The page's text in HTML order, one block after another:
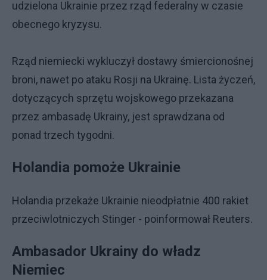
udzielona Ukrainie przez rząd federalny w czasie
obecnego kryzysu.
Rząd niemiecki wykluczył dostawy śmiercionośnej
broni, nawet po ataku Rosji na Ukrainę. Lista życzeń,
dotyczących sprzętu wojskowego przekazana
przez ambasadę Ukrainy, jest sprawdzana od
ponad trzech tygodni.
Holandia pomoże Ukrainie
Holandia przekaże Ukrainie nieodpłatnie 400 rakiet
przeciwlotniczych Stinger - poinformował Reuters.
Ambasador Ukrainy do władz
Niemiec